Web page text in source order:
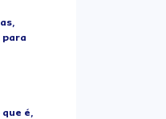
para
é,